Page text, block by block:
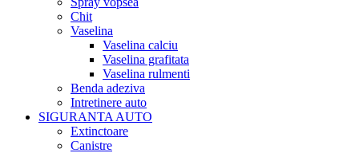
Chit
Vaselina
Vaselina calciu
Vaselina grafitata
Vaselina rulmenti
Benda adeziva
Intretinere auto
SIGURANTA AUTO
Extinctoare
Canistre